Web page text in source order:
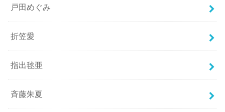
戸田めぐみ
折笠愛
指出毬亜
斉藤朱夏